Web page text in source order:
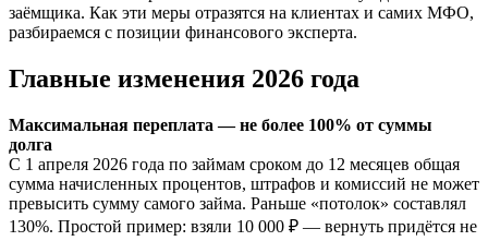
заёмщика. Как эти меры отразятся на клиентах и самих МФО,
разбираемся с позиции финансового эксперта.
Главные изменения 2026 года
Максимальная переплата — не более 100% от суммы
долга
С 1 апреля 2026 года по займам сроком до 12 месяцев общая
сумма начисленных процентов, штрафов и комиссий не может
превысить сумму самого займа. Раньше «потолок» составлял
130%. Простой пример: взяли 10 000 ₽ — вернуть придётся не